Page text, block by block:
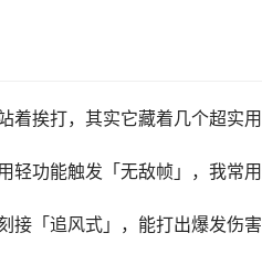
着挨打，其实它藏着几个超实用
轻功能触发「无敌帧」，我常
接「追风式」，能打出爆发伤